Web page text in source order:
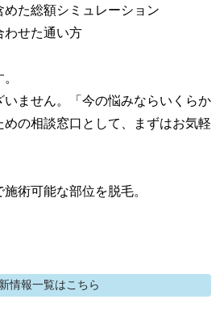
めた総額シミュレーション
わせた通い方
ません。「今の悩みならいくらか
の相談窓口として、まずはお気軽
術可能な部位を脱毛。
情報一覧はこちら